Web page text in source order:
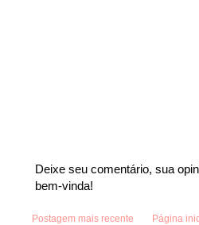
Deixe seu comentário, sua
bem-vinda!
Postagem mais recente Página